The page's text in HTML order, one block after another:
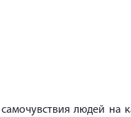
людей